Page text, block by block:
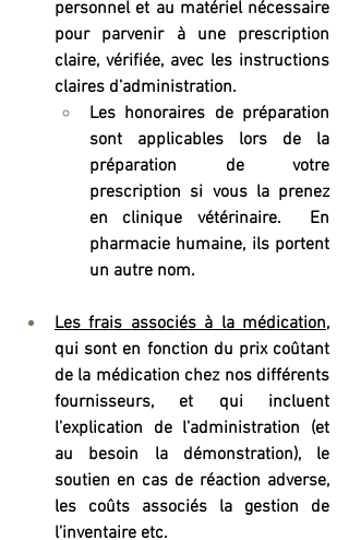
personnel et au matériel nécessaire
pour parvenir à une prescription
claire, vérifiée, avec les instructions
claires d’administration.
Les honoraires de préparation
sont applicables lors de la
préparation de votre
prescription si vous la prenez
en clinique vétérinaire.  En
pharmacie humaine, ils portent
un autre nom.
Les frais associés à la médication,
qui sont en fonction du prix coûtant
de la médication chez nos différents
fournisseurs, et qui incluent
l’explication de l’administration (et
au besoin la démonstration), le
soutien en cas de réaction adverse,
les coûts associés la gestion de
l’inventaire etc.